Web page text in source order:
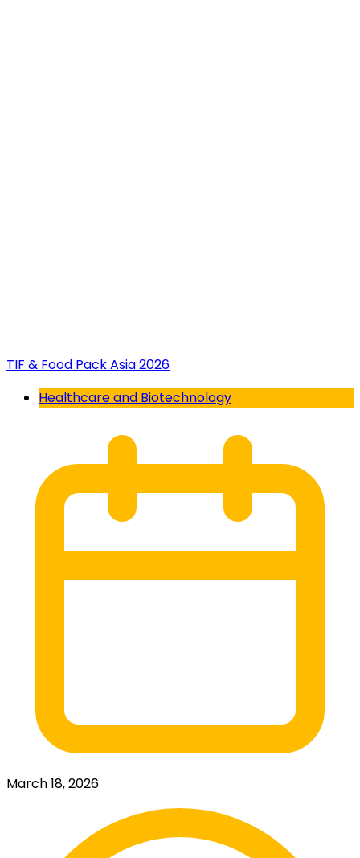
TIF & Food Pack Asia 2026
Healthcare and Biotechnology
March 18, 2026